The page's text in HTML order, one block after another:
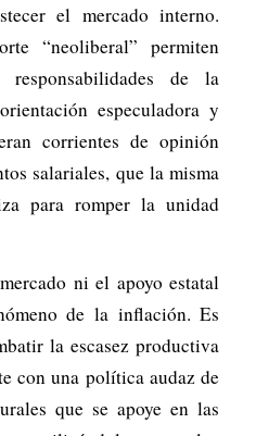
el mercado interno.
“neoliberal” permiten
responsabilidades de la
especuladora y
corrientes de opinión
salariales, que la misma
para romper la unidad
ni el apoyo estatal
de la inflación. Es
la escasez productiva
con una política audaz de
que se apoye en las